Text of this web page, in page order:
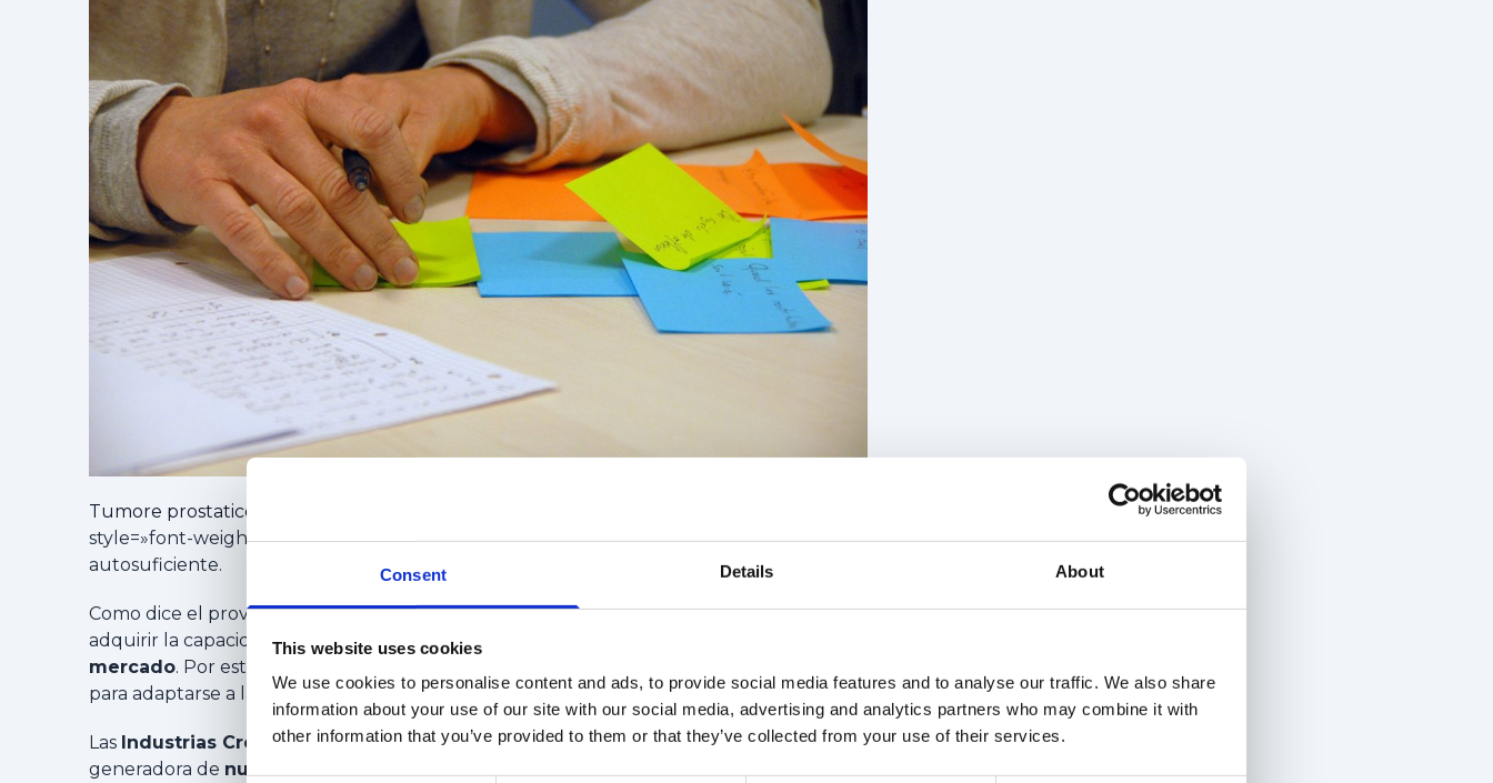
Consent Details About
This website uses cookies
We use cookies to personalise content and ads, to provide social media features and to analyse our traffic. We also share
information about your use of our site with our social media, advertising and analytics partners who may combine it with
other information that you’ve provided to them or that they’ve collected from your use of their services.
Tumore prostatico: la prognosi in base a stadio, grado e rischio
style=»font-weight: 400;»>. Es la base para una sociedad justa, igualitaria y
autosuficiente.
Como dice el proverbio, «el saber no ocupa lugar«, y laformación continuapermite
adquirir la capacidad de
responder de manera eficaz a las demandas del
mercado. Por este motivo, creemos que la actualización de conocimientos es la clave
para adaptarse a las innovaciones tecnológicas y nuevas formas de trabajo.
Las Industrias Creativas son el foco de la innovación, convirtiéndose en una fuente
generadora de nuevas profesiones